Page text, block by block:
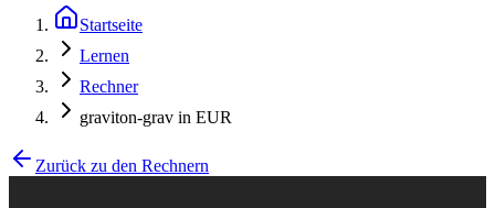
Startseite
Lernen
Rechner
graviton-grav in EUR
Zurück zu den Rechnern